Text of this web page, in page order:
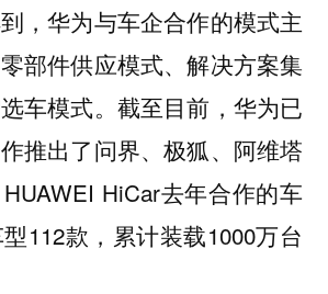
，华为与车企合作的模式主
部件供应模式、解决方案集
车模式。截至目前，华为已
推出了问界、极狐、阿维塔
HiCar去年合作的车
112款，累计装载1000万台